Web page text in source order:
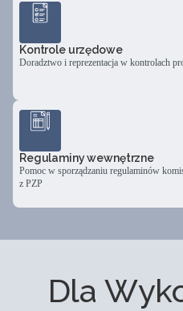
Kontrole urzędowe
Doradztwo i reprezentacja w kontrolach
Regulaminy wewnętrzne
Pomoc w sporządzaniu regulaminów
z PZP
Dla